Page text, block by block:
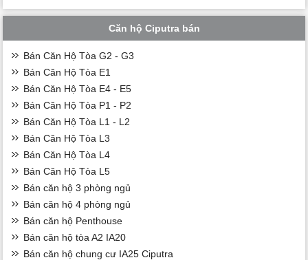
Căn hộ Ciputra bán
Bán Căn Hộ Tòa G2 - G3
Bán Căn Hộ Tòa E1
Bán Căn Hộ Tòa E4 - E5
Bán Căn Hộ Tòa P1 - P2
Bán Căn Hộ Tòa L1 - L2
Bán Căn Hộ Tòa L3
Bán Căn Hộ Tòa L4
Bán Căn Hộ Tòa L5
Bán căn hộ 3 phòng ngủ
Bán căn hộ 4 phòng ngủ
Bán căn hộ Penthouse
Bán căn hộ tòa A2 IA20
Bán căn hộ chung cư IA25 Ciputra